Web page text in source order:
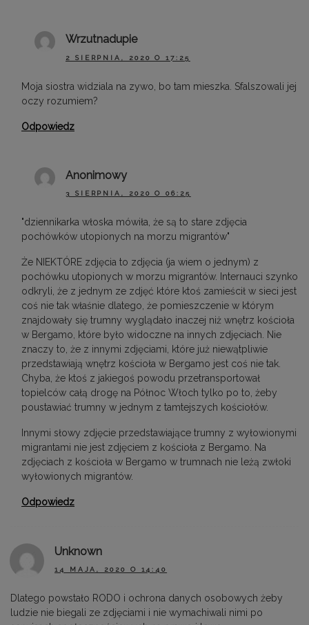
Wrzutnadupie
2 SIERPNIA, 2020 O 17:25
Moja siostra widziala na zywo, bo tam mieszka. Sfalszowali jej
oczy rozumiem?
Odpowiedz
Anonimowy
3 SIERPNIA, 2020 O 06:25
"dziennikarka włoska mówiła, że są to stare zdjęcia
pochówków utopionych na morzu migrantów"
Że NIEKTÓRE zdjęcia to zdjęcia (ja wiem o jednym) z
pochówku utopionych w morzu migrantów. Internauci szynko
odkryli, że z jednym ze zdjęć które ktoś zamieścił w sieci jest
coś nie tak właśnie dlatego, że pomieszczenie w którym
znajdowały się trumny wyglądało inaczej niż wnętrz kościoła
w Bergamo, które było widoczne na innych zdjęciach. Nie
znaczy to, że z innymi zdjęciami, które już niewątpliwie
przedstawiają wnętrz kościoła w Bergamo jest coś nie tak.
Chyba, że ktoś z jakiegoś powodu przetransportował
topielców całą drogę na Północ Włoch tylko po to, żeby
poustawiać trumny w jednym z tamtejszych kościołów.
Innymi słowy zdjęcie przedstawiające trumny z wyłowionymi
migrantami nie jest zdjęciem z kościoła z Bergamo. Na
zdjęciach z kościoła w Bergamo w trumnach nie leżą zwłoki
wyłowionych migrantów.
Odpowiedz
Unknown
14 MAJA, 2020 O 14:40
Dlatego powstało RODO i ochrona danych osobowych żeby
ludzie nie biegali ze zdjęciami i nie wymachiwali nimi po